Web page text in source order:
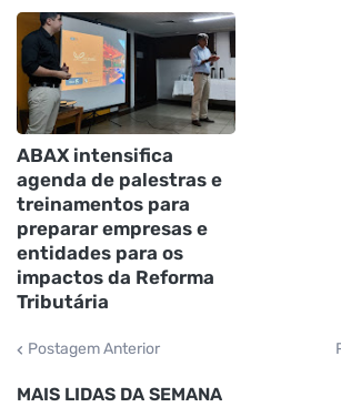
ABAX intensifica
agenda de palestras e
treinamentos para
preparar empresas e
entidades para os
impactos da Reforma
Tributária
Postagem Anterior
MAIS LIDAS DA SEMANA